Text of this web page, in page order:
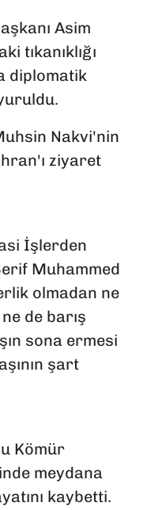
Asim
tıkanıklığı
diplomatik
Nakvi'nin
ziyaret
İşlerden
Muhammed
olmadan ne
de barış
sona ermesi
şart
Kömür
meydana
kaybetti.